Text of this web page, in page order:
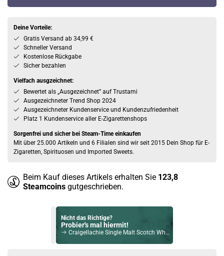
Deine Vorteile:
Gratis Versand ab 34,99 €
Schneller Versand
Kostenlose Rückgabe
Sicher bezahlen
Vielfach ausgzeichnet:
Bewertet als „Ausgezeichnet” auf Trustami
Ausgezeichneter Trend Shop 2024
Ausgezeichneter Kundenservice und Kundenzufriedenheit
Platz 1 Kundenservice aller E-Zigarettenshops
Sorgenfrei und sicher bei Steam-Time einkaufen
Mit über 25.000 Artikeln und 6 Filialen sind wir seit 2015 Dein Shop für E-
Zigaretten, Spirituosen und Imported Sweets.
Beim Kauf dieses Artikels erhalten Sie 123,8
Steamcoins gutgeschrieben.
Nicht das Richtige?
Probier's mal hiermit!
Craigellachie Single Malt Scotch Whisky 10 Jahre 46% Vol. 700ml